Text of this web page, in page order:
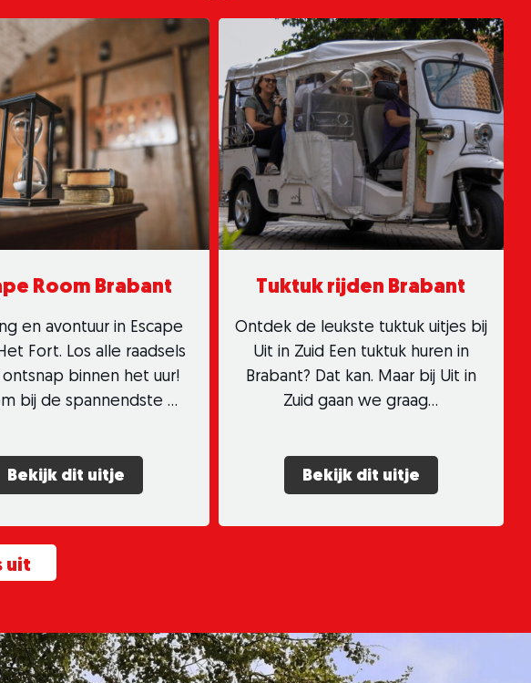
Room Brabant
en avontuur in Escape
Fort. Los alle raadsels
binnen het uur!
bij de spannendste …
Bekijk dit uitje
Tuktuk rijden Brabant
Ontdek de leukste tuktuk uitjes bij
Uit in Zuid Een tuktuk huren in
Brabant? Dat kan. Maar bij Uit in
Zuid gaan we graag…
Bekijk dit uitje
uit